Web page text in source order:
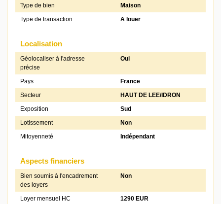
Type de bien
Maison
Type de transaction
A louer
Localisation
Géolocaliser à l'adresse
précise
Oui
Pays
France
Secteur
HAUT DE LEE/IDRON
Exposition
Sud
Lotissement
Non
Mitoyenneté
Indépendant
Aspects financiers
Bien soumis à l'encadrement
des loyers
Non
Loyer mensuel HC
1290 EUR